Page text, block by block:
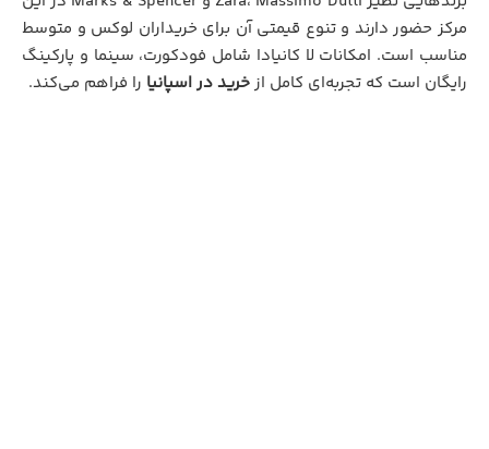
مرکز حضور دارند و تنوع قیمتی آن برای خریداران لوکس و متوسط
مناسب است. امکانات لا کانیادا شامل فودکورت، سینما و پارکینگ
رایگان است که تجربه‌ای کامل ازخرید در اسپانیا را فراهم می‌کند.